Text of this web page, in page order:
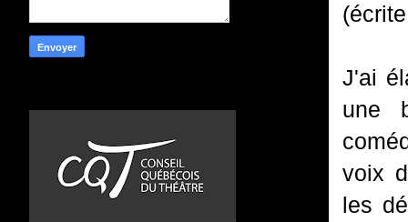
J'ai
une
voix
les